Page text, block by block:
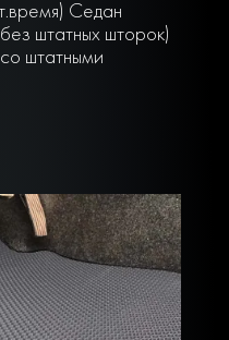
Седан
штатных шторок)
штатными